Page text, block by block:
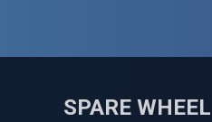
SPARE